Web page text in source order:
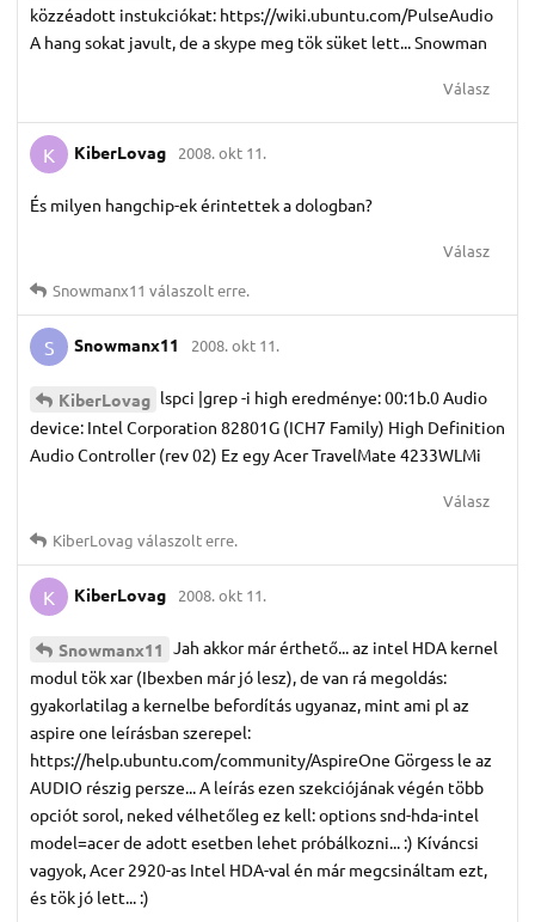
közzéadott instukciókat: https://wiki.ubuntu.com/PulseAudio
A hang sokat javult, de a skype meg tök süket lett... Snowman
Válasz
K KiberLovag 2008. okt 11.
És milyen hangchip-ek érintettek a dologban?
Válasz
Snowmanx11 válaszolt erre.
S Snowmanx11 2008. okt 11.
KiberLovag lspci |grep -i high eredménye: 00:1b.0 Audio
device: Intel Corporation 82801G (ICH7 Family) High Definition
Audio Controller (rev 02) Ez egy Acer TravelMate 4233WLMi
Válasz
KiberLovag válaszolt erre.
K KiberLovag 2008. okt 11.
Snowmanx11 Jah akkor már érthető... az intel HDA kernel
modul tök xar (Ibexben már jó lesz), de van rá megoldás:
gyakorlatilag a kernelbe befordítás ugyanaz, mint ami pl az
aspire one leírásban szerepel:
https://help.ubuntu.com/community/AspireOne Görgess le az
AUDIO részig persze... A leírás ezen szekciójának végén több
opciót sorol, neked vélhetőleg ez kell: options snd-hda-intel
model=acer de adott esetben lehet próbálkozni... :) Kíváncsi
vagyok, Acer 2920-as Intel HDA-val én már megcsináltam ezt,
és tök jó lett... :)